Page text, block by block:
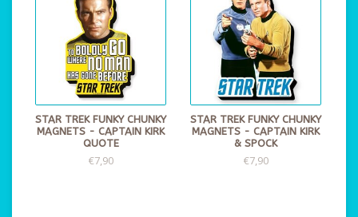
STAR TREK FUNKY CHUNKY
MAGNETS - CAPTAIN KIRK
QUOTE
€7,90
STAR TREK FUNKY CHUNKY
MAGNETS - CAPTAIN KIRK
& SPOCK
€7,90